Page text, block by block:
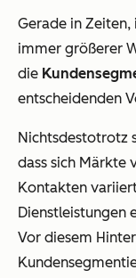
Gerade in
immer größerer
die
entscheidenden
Nichtsdestotrotz
dass sich Märkte
Kontakten
Dienstleistungen
Vor diesem